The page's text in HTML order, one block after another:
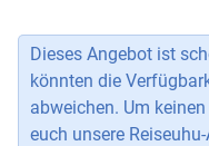
Dieses Angebot ist
könnten die
abweichen. Um
euch unsere